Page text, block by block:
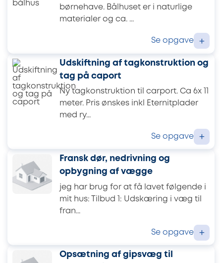
børnehave. Bålhuset er i naturlige
materialer og ca. ...
Se opgave +
Udskiftning af tagkonstruktion og
tag på caport
Ny tagkonstruktion til carport. Ca 6x 11
meter. Pris ønskes inkl Eternitplader
med ry...
Se opgave +
Fransk dør, nedrivning og
opbygning af vægge
jeg har brug for at få lavet følgende i
mit hus: Tilbud 1: Udskæring i væg til
fran...
Se opgave +
Opsætning af gipsvæg til